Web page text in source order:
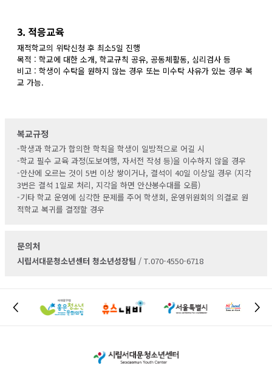
3. 적응교육
재적학교의 위탁신청 후 최소5일 진행
목적 : 학교에 대한 소개, 학교규칙 공유, 공동체활동, 심리검사 등
비고 : 학생이 수탁을 원하지 않는 경우 또는 미수탁 사유가 있는 경우 복
교 가능.
복교규정
-학생과 학교가 합의한 학칙을 학생이 일방적으로 어길 시
-학교 필수 교육 과정(도보여행, 자서전 작성 등)을 이수하지 않을 경우
-안산에 오르는 것이 5번 이상 쌓이거나, 결석이 40일 이상일 경우 (지각
3번은 결석 1일로 처리, 지각을 하면 안산봉수대를 오름)
-기타 학교 운영에 심각한 문제를 주어 학생회, 운영위원회의 의결로 원
적학교 복귀를 결정할 경우
문의처
시립서대문청소년센터 청소년성장팀 / T.070-4550-6718